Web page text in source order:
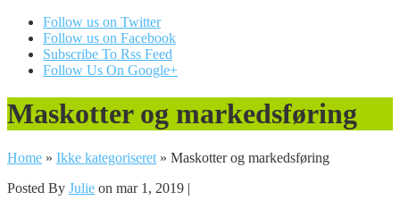
Follow us on Twitter
Follow us on Facebook
Subscribe To Rss Feed
Follow Us On Google+
Maskotter og markedsføring
Home » Ikke kategoriseret » Maskotter og markedsføring
Posted By Julie on mar 1, 2019 |